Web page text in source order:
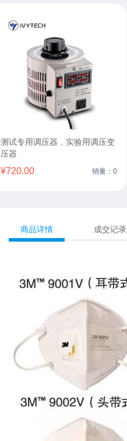
测试专用调压器，实验用调压变
压器
¥720.00 销量：0
商品详情 成交记录